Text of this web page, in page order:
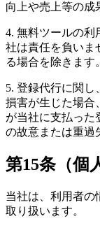
向上や売上等の成
4. 無料ツールの利
社は責任を負いま
る場合を除きます。
5. 登録代行に関し
損害が生じた場合
が当社に支払った
の故意または重過
第15条（個
当社は、利用者の
取り扱います。